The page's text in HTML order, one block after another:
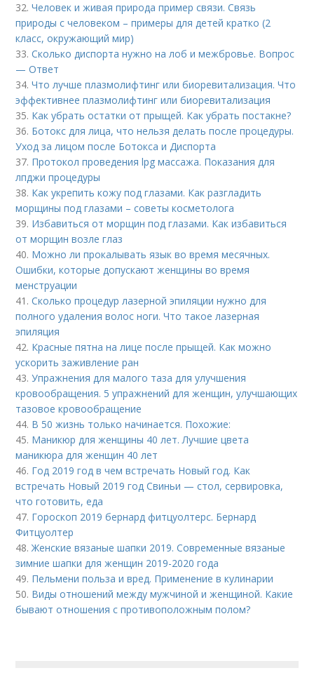
32.Человек и живая природа пример связи. Связь
природы с человеком – примеры для детей кратко (2
класс, окружающий мир)
33.Сколько диспорта нужно на лоб и межбровье. Вопрос
— Ответ
34.Что лучше плазмолифтинг или биоревитализация. Что
эффективнее плазмолифтинг или биоревитализация
35. Как убрать остатки от прыщей. Как убрать постакне?
36. Ботокс для лица, что нельзя делать после процедуры.
Уход за лицом после Ботокса и Диспорта
37. Протокол проведения lpg массажа. Показания для
лпджи процедуры
38. Как укрепить кожу под глазами. Как разгладить
морщины под глазами – советы косметолога
39. Избавиться от морщин под глазами. Как избавиться
от морщин возле глаз
40. Можно ли прокалывать язык во время месячных.
Ошибки, которые допускают женщины во время
менструации
41.Сколько процедур лазерной эпиляции нужно для
полного удаления волос ноги. Что такое лазерная
эпиляция
42. Красные пятна на лице после прыщей. Как можно
ускорить заживление ран
43.Упражнения для малого таза для улучшения
кровообращения. 5 упражнений для женщин, улучшающих
тазовое кровообращение
44. В 50 жизнь только начинается. Похожие:
45. Маникюр для женщины 40 лет. Лучшие цвета
маникюра для женщин 40 лет
46. Год 2019 год в чем встречать Новый год. Как
встречать Новый 2019 год Свиньи — стол, сервировка,
что готовить, еда
47. Гороскоп 2019 бернард фитцуолтерс. Бернард
Фитцуолтер
48.Женские вязаные шапки 2019. Современные вязаные
зимние шапки для женщин 2019-2020 года
49. Пельмени польза и вред. Применение в кулинарии
50. Виды отношений между мужчиной и женщиной. Какие
бывают отношения с противоположным полом?